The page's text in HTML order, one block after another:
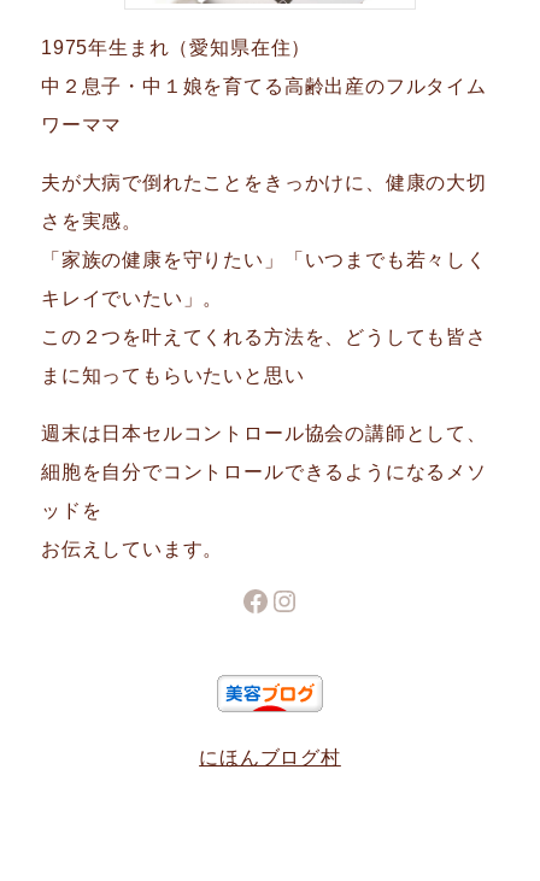
1975年生まれ（愛知県在住）
中２息子・中１娘を育てる高齢出産のフルタイム
ワーママ
夫が大病で倒れたことをきっかけに、健康の大切
さを実感。
「家族の健康を守りたい」「いつまでも若々しく
キレイでいたい」。
この２つを叶えてくれる方法を、どうしても皆さ
まに知ってもらいたいと思い
週末は日本セルコントロール協会の講師として、
細胞を自分でコントロールできるようになるメソ
ッドを
お伝えしています。
Facebook
Instagram
にほんブログ村